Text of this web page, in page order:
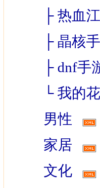
├ 热血
├ 晶核
├ dnf手
└ 我的
男性
家居
文化